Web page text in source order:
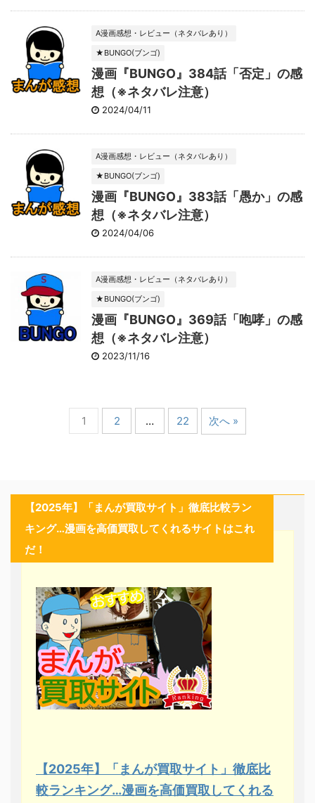
A漫画感想・レビュー（ネタバレあり）
★BUNGO(ブンゴ)
漫画『BUNGO』384話「否定」の感
想（※ネタバレ注意）
2024/04/11
A漫画感想・レビュー（ネタバレあり）
★BUNGO(ブンゴ)
漫画『BUNGO』383話「愚か」の感
想（※ネタバレ注意）
2024/04/06
A漫画感想・レビュー（ネタバレあり）
★BUNGO(ブンゴ)
漫画『BUNGO』369話「咆哮」の感
想（※ネタバレ注意）
2023/11/16
1 2 … 22 次へ »
【2025年】「まんが買取サイト」徹底比較ラン
キング…漫画を高価買取してくれるサイトはこれ
だ！
【2025年】「まんが買取サイト」徹底比
較ランキング…漫画を高価買取してくれる